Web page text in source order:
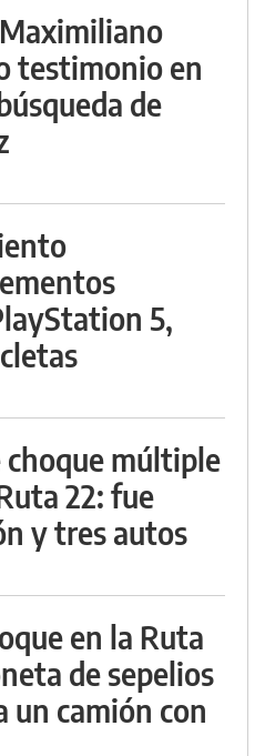
testimonio en
de
5,
múltiple
22: fue
y tres autos
en la Ruta
de sepelios
un camión con